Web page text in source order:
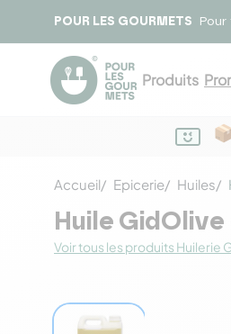
POUR LES GOURMETS
Produits
Accueil Epicerie Huiles
Huile
Voir tous les produits Huilerie